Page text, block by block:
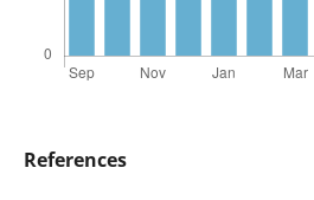
References